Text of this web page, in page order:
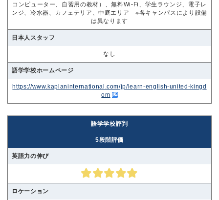
コンピューター、自習用の教材）、無料Wi-Fi、学生ラウンジ、電子レ
ンジ、冷水器、カフェテリア、中庭エリア ※各キャンパスにより設備
は異なります
日本人スタッフ
なし
語学学校ホームページ
https://www.kaplaninternational.com/jp/learn-english-united-kingd
om
語学学校評判
5段階評価
英語力の伸び
ロケーション